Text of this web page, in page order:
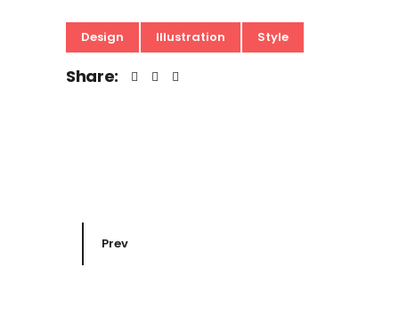
Design Illustration Style
Share:
Prev